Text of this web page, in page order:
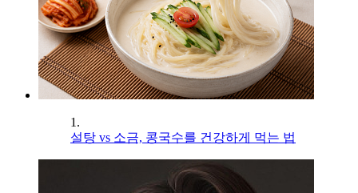
1.
설탕 vs 소금, 콩국수를 건강하게 먹는 법